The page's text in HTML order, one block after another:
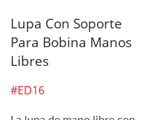
Lupa Con Soporte
Para Bobina Manos
Libres
#ED16